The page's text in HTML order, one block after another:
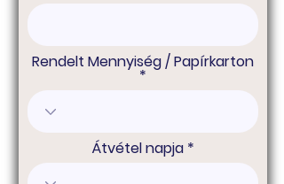
Rendelt Mennyiség / Papírkarton
Átvétel napja